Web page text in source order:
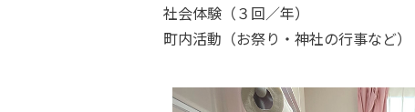
社会体験（３回／年）
町内活動（お祭り・神社の行事など）